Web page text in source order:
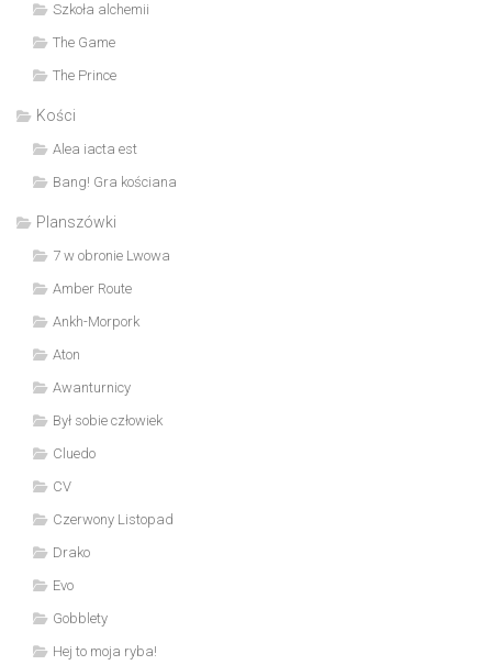
Szkoła alchemii
The Game
The Prince
Kości
Alea iacta est
Bang! Gra kościana
Planszówki
7 w obronie Lwowa
Amber Route
Ankh-Morpork
Aton
Awanturnicy
Był sobie człowiek
Cluedo
CV
Czerwony Listopad
Drako
Evo
Gobblety
Hej to moja ryba!